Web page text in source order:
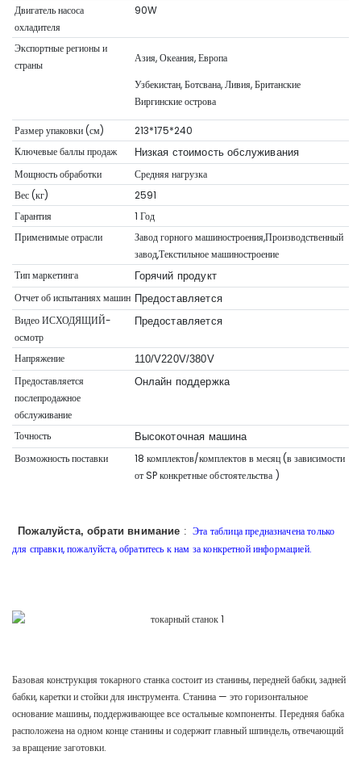
Двигатель насоса
охладителя
90W
Экспортные регионы и
страны
Азия, Океания, Европа
Узбекистан, Ботсвана, Ливия, Британские
Виргинские острова
Размер упаковки (см)
213*175*240
Ключевые баллы продаж
Низкая стоимость обслуживания
Мощность обработки
Средняя нагрузка
Вес (кг)
2591
Гарантия
1 Год
Применимые отрасли
Завод горного машиностроения,Производственный
завод,Текстильное машиностроение
Тип маркетинга
Горячий продукт
Отчет об испытаниях машин Предоставляется
Видео ИСХОДЯЩИЙ-
осмотр
Предоставляется
Напряжение 110/V220V/380V
Предоставляется
послепродажное
обслуживание
Онлайн поддержка
Точность Высокоточная машина
Возможность поставки
18 комплектов/комплектов в месяц (в зависимости
от SPконкретные обстоятельства )
Пожалуйста, обрати внимание : Эта таблица предназначена только
для справки, пожалуйста, обратитесь к нам за конкретной информацией.
Базовая конструкция токарного станка состоит из станины, передней бабки, задней
бабки, каретки и стойки для инструмента. Станина — это горизонтальное
основание машины, поддерживающее все остальные компоненты. Передняя бабка
расположена на одном конце станины и содержит главный шпиндель, отвечающий
за вращение заготовки.